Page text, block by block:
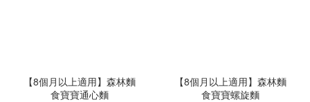
【8個月以上適用】森林麵
食寶寶通心麵
【8個月以上適用】森林麵
食寶寶螺旋麵